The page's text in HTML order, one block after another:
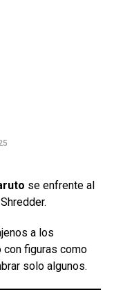
se enfrente al
a los
figuras como
solo algunos.